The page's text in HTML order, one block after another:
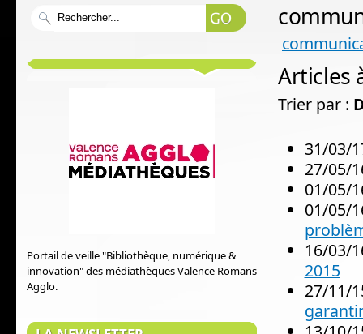
Articles
Trier par :
31/03/
27/05/
01/05/
01/05/
16/03/
2015
27/11/
Portail de veille "Bibliothèque, numérique &
innovation" des médiathèques Valence Romans
Agglo.